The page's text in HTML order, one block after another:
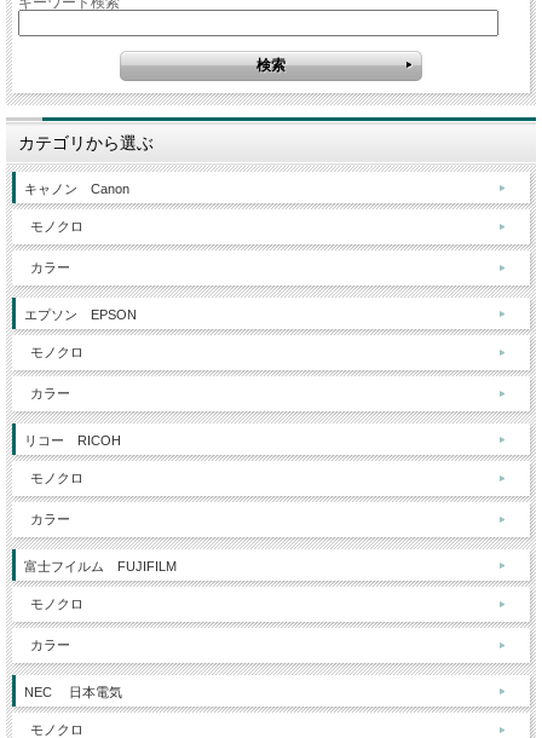
カテゴリから選ぶ
キャノン Canon
モノクロ
カラー
エプソン EPSON
モノクロ
カラー
リコー RICOH
モノクロ
カラー
富士フイルム FUJIFILM
モノクロ
カラー
NEC 日本電気
モノクロ